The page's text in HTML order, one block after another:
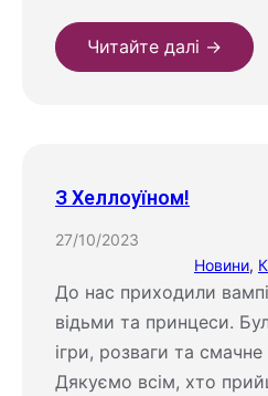
Читайте далі →
З Хеллоуїном!
27/10/2023
Новини,
До нас приходили
відьми та принцеси.
ігри, розваги та
Дякуємо всім, хто